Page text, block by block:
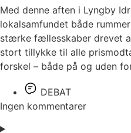
Med denne aften i Lyngby
lokalsamfundet både
stærke fællesskaber drevet
stort tillykke til alle
forskel – både på og uden
DEBAT
Ingen kommentarer